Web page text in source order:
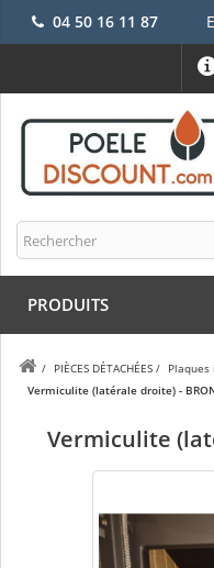
04 50 16 11 87
PRODUITS
/ PIÈCES DÉTACHÉES /
Vermiculite (latérale droite) -
Vermiculite